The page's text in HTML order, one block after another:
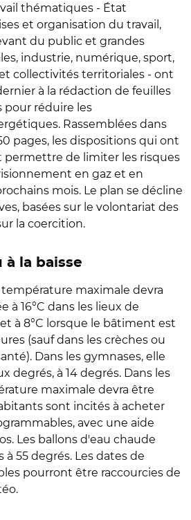
thématiques - État
et organisation du travail,
du public et grandes
industrie, numérique, sport,
collectivités territoriales - ont
à la rédaction de feuilles
pour réduire les
Rassemblées dans
pages, les dispositions qui ont
permettre de limiter les risques
en gaz et en
mois. Le plan se décline
basées sur le volontariat des
la coercition.
à la baisse
température maximale devra
à 16°C dans les lieux de
à 8°C lorsque le bâtiment est
(sauf dans les crèches ou
Dans les gymnases, elle
degrés, à 14 degrés. Dans les
maximale devra être
sont incités à acheter
avec une aide
Les ballons d'eau chaude
55 degrés. Les dates de
pourront être raccourcies de